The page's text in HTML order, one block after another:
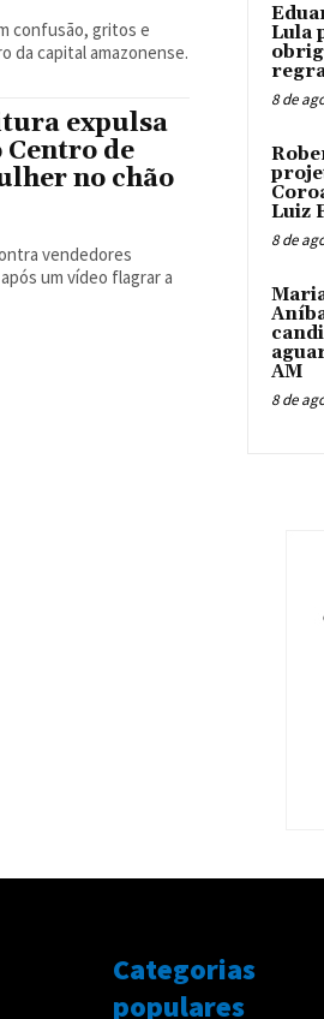
confusão, gritos e
da capital amazonense.
expulsa
de
no chão
vendedores
um vídeo flagrar a
Lula
8 de
Luiz
8 de
AM
8 de
Categorias
populares